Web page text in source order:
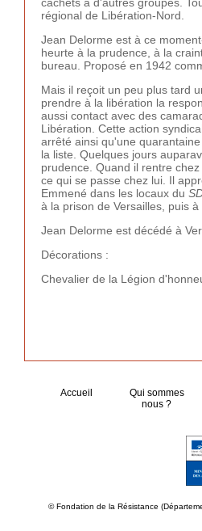
régional de Libération-Nord.
Jean Delorme est à ce
heurte à la prudence, à la
bureau. Proposé en 1942
Mais il reçoit un peu plus tard
prendre à la libération la
aussi contact avec des
Libération. Cette action
arrêté ainsi qu'une
la liste. Quelques jours
prudence. Quand il rentre
ce qui se passe chez lui. Il
Emmené dans les locaux du
à la prison de Versailles, puis
Jean Delorme est décédé à
Décorations :
Chevalier de la Légion
Accueil
Qui sommes
nous ?
© Fondation de la Résistance